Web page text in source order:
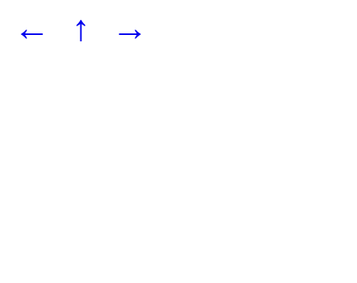
← ↑ →